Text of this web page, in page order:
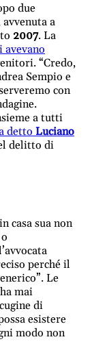
due
a
2007. La
“Credo,
Sempio e
con
a tutti
detto Luciano
delitto di
casa sua non
perché il
Le
mai
di
esistere
modo non